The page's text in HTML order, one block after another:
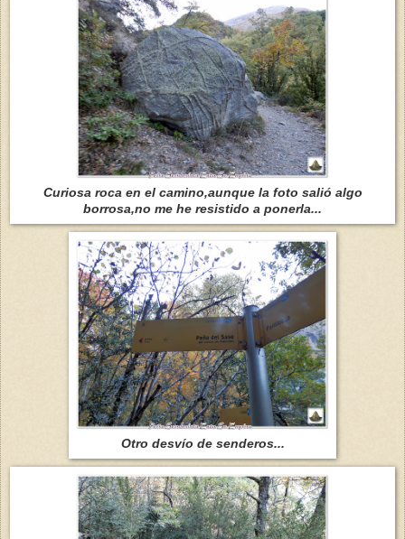
Curiosa roca en el camino,aunque la foto salió algo
borrosa,no me he resistido a ponerla...
Otro desvío de senderos...